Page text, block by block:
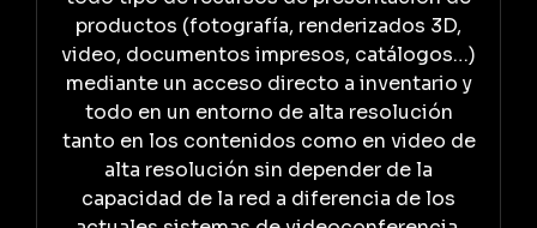
productos (fotografía, renderizados 3D,
video, documentos impresos, catálogos…)
mediante un acceso directo a inventario y
todo en un entorno de alta resolución
tanto en los contenidos como en video de
alta resolución sin depender de la
capacidad de la red a diferencia de los